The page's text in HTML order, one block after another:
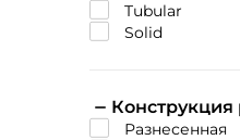
tubular
solid
Конструкция
разнесенная